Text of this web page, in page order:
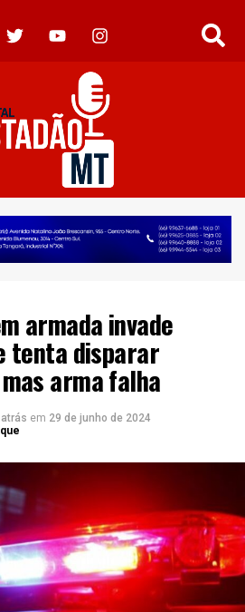
armada invade
tenta disparar
arma falha
em 29 de junho de 2024